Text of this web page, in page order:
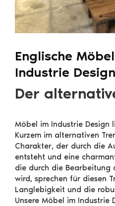
Englische
Industrie Design
Der
Möbel im Industrie Design
Kurzem im alternativen
Charakter, der durch die
entsteht und eine
die durch die Bearbeitung
wird, sprechen für diesen
Langlebigkeit und die
Unsere Möbel im Industrie